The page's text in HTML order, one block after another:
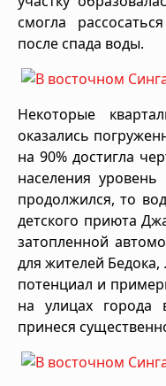
смогла
после спада воды.
Некоторые
оказались
на 90% достигла
населения
продолжился, то
детского приюта
затопленной
для жителей Бедока,
потенциал и
на улицах города
принеся